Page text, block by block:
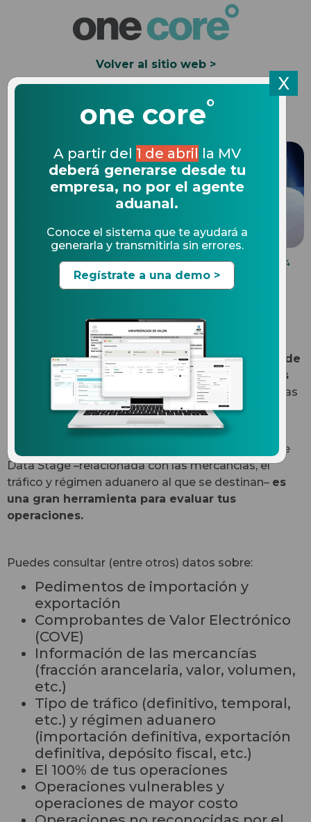
Volver al sitio web >
Solicita una Demo
DATA STAGE 27.03.2024
¿Qué es el Data Stage SAT?
Data Stage SAT es un reporte imprescindible
que te permite detectar fácilmente cada uno de
los pedimentos tramitados en el mes de todas
las operaciones de comercio exterior
registradas
en el SAT, con los pedimentos declarados en
cualquiera de las 49 aduanas de México.
La información que puedes obtener con el reporte
Data Stage –relacionada con las mercancías, el
tráfico y régimen aduanero al que se destinan– es
una gran herramienta para evaluar tus
operaciones.
Puedes consultar (entre otros) datos sobre:
Pedimentos de importación y
exportación
Comprobantes de Valor Electrónico
(COVE)
Información de las mercancías
(fracción arancelaria, valor, volumen,
etc.)
Tipo de tráfico (definitivo, temporal,
etc.) y régimen aduanero
(importación definitiva, exportación
definitiva, depósito fiscal, etc.)
El 100% de tus operaciones
Operaciones vulnerables y
operaciones de mayor costo
X
one core°
A partir del 1 de abril la MV
deberá generarse desde tu
empresa, no por el agente
aduanal.
Conoce el sistema que te ayudará a
generarla y transmitirla sin errores.
Regístrate a una demo >